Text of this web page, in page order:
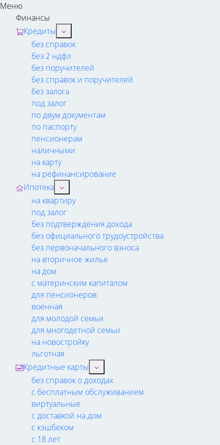
Меню
Финансы
Кредиты
без справок
без 2 ндфл
без поручителей
без справок и поручителей
без залога
под залог
по двум документам
по паспорту
пенсионерам
наличными
на карту
на рефинансирование
Ипотека
на квартиру
под залог
без подтверждения дохода
без официального трудоустройства
без первоначального взноса
на вторичное жилье
на дом
с материнским капиталом
для пенсионеров
военная
для молодой семьи
для многодетной семьи
на новостройку
льготная
Кредитные карты
без справок о доходах
с бесплатным обслуживанием
виртуальные
с доставкой на дом
с кэшбеком
с 18 лет